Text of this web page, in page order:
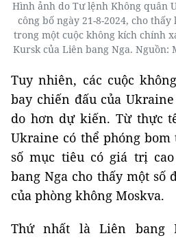
Hình ảnh do Tư lệnh Không quân
công bố ngày 21-8-2024, cho
trong một cuộc không kích chính
Kursk của Liên bang Nga. Nguồn:
Tuy nhiên, các cuộc
bay chiến đấu của
do hơn dự kiến. Từ thực
Ukraine có thể phóng
số mục tiêu có giá trị
bang Nga cho thấy một số
của phòng không Moskva.
Thứ nhất là Liên bang